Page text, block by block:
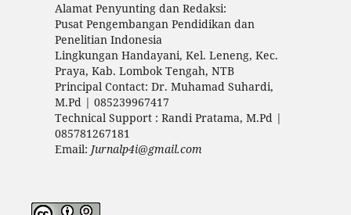
Alamat Penyunting dan Redaksi:
Pusat Pengembangan Pendidikan dan
Penelitian Indonesia
Lingkungan Handayani, Kel. Leneng, Kec.
Praya, Kab. Lombok Tengah, NTB
Principal Contact: Dr. Muhamad Suhardi,
M.Pd | 085239967417
Technical Support : Randi Pratama, M.Pd |
085781267181
Email: Jurnalp4i@gmail.com